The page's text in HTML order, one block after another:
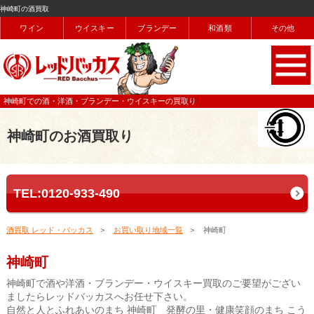
神崎町の酒買取
ワイン ウイスキー ブランデー 和酒類 その他
神崎町での酒・洋酒・ブランデー・ウイスキーの買取り
神崎町のお酒買取り
TEL:0120-933-490
酒買取 レッド・バッカス お買い取り地域一覧 神崎町
神崎町
神崎町で酒や洋酒・ブランデー・ウイスキー買取のご要望がござい
ましたらレッドバッカスへお任せ下さい。
自然と人とふれあいのまち 神崎町 発酵の里・健康笑顔のまち こう